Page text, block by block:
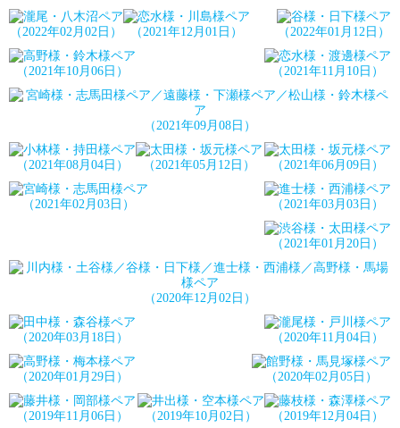
（2022年02月02日） （2022年01月12日）
（2021年12月01日）
（2021年11月10日）
（2021年10月06日）
（2021年09月08日）
（2021年08月04日） （2021年06月09日）
（2021年05月12日）
（2021年03月03日）
（2021年02月03日）
（2021年01月20日）
（2020年12月02日）
（2020年11月04日）
（2020年03月18日）
（2020年02月05日）
（2020年01月29日）
（2019年12月04日）
（2019年11月06日） （2019年10月02日）